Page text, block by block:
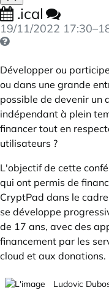
.ical
19/11/2022 17:30–
Développer ou
ou dans une grande
possible de devenir un
indépendant à plein
financer tout en
utilisateurs ?
L'objectif de cette
qui ont permis de
CryptPad dans le
se développe
de 17 ans, avec des
financement par les
cloud et aux donations.
Ludovic